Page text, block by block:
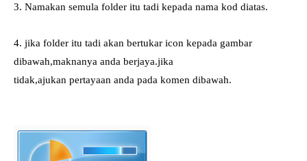
3. Namakan semula folder itu tadi kepada nama kod diatas.
4. jika folder itu tadi akan bertukar icon kepada gambar
dibawah,maknanya anda berjaya.jika
tidak,ajukan pertayaan anda pada komen dibawah.